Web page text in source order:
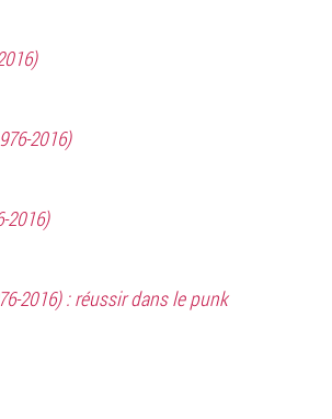
2016)
2016)
2016) : réussir dans le punk